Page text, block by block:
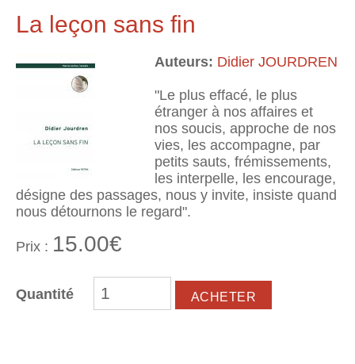
La leçon sans fin
Auteurs: Didier JOURDREN
"Le plus effacé, le plus
étranger à nos affaires et
nos soucis, approche de nos
vies, les accompagne, par
petits sauts, frémissements,
les interpelle, les encourage,
désigne des passages, nous y invite, insiste quand
nous détournons le regard".
Prix : 15.00€
Quantité